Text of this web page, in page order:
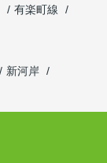
有楽町線
新河岸